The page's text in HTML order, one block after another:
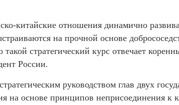
китайские отношения динамично
на прочной основе
стратегический курс отвечает
России.
руководством глав двух
на основе принципов неприсоединения к